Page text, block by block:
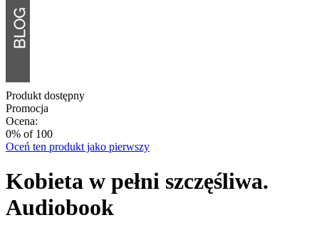
Produkt dostępny
Promocja
Ocena:
0% of 100
Oceń ten produkt jako pierwszy
Kobieta w pełni szczęśliwa.
Audiobook